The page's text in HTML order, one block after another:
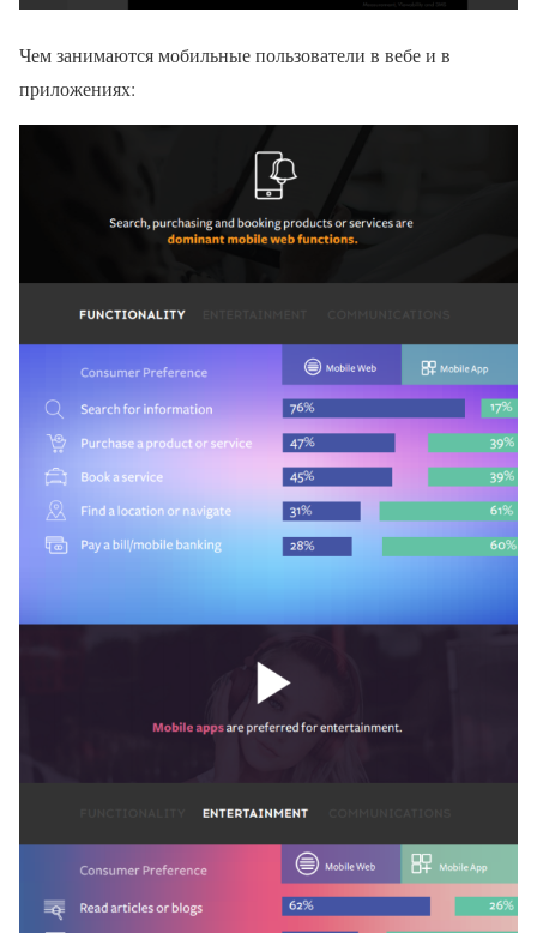
Чем занимаются мобильные пользователи в вебе и в
приложениях: